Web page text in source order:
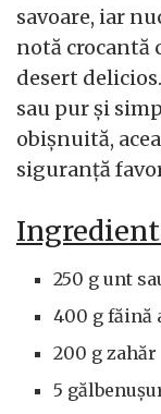
savoare, iar
notă crocantă
desert
sau pur și
obișnuită,
siguranță
250 g unt
400 g făină
200 g zahăr
5